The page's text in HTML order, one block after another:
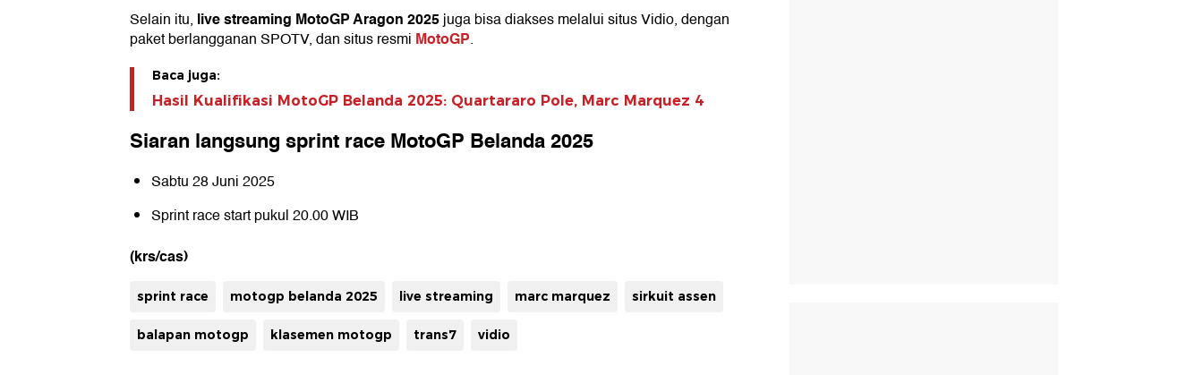
Selain itu, live streaming MotoGP Aragon 2025juga bisa diakses melalui situs Vidio, dengan
paket berlangganan SPOTV, dan situs resmi MotoGP.
Baca juga:
Hasil Kualifikasi MotoGP Belanda 2025: Quartararo Pole, Marc Marquez 4
Siaran langsung sprint race MotoGP Belanda 2025
Sabtu 28 Juni 2025
Sprint race start pukul 20.00 WIB
(krs/cas)
sprint race motogp belanda 2025 live streaming marc marquez sirkuit assen
balapan motogp klasemen motogp trans7 vidio